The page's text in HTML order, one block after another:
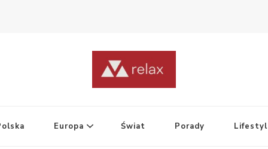
Europa Świat Porady